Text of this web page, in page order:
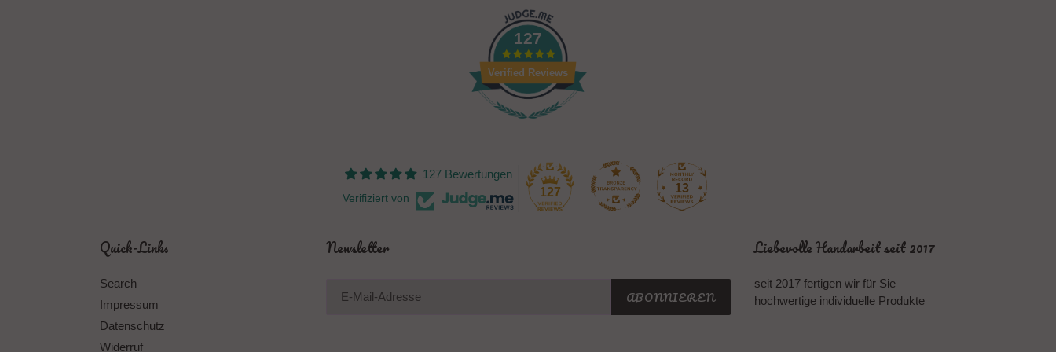
127
Verified Reviews
127 Bewertungen
Verifiziert von 127 13
Quick-Links
Search
Impressum
Datenschutz
Widerruf
Newsletter
ABONNIEREN
Liebevolle Handarbeit seit 2017
seit 2017 fertigen wir für Sie
hochwertige individuelle Produkte